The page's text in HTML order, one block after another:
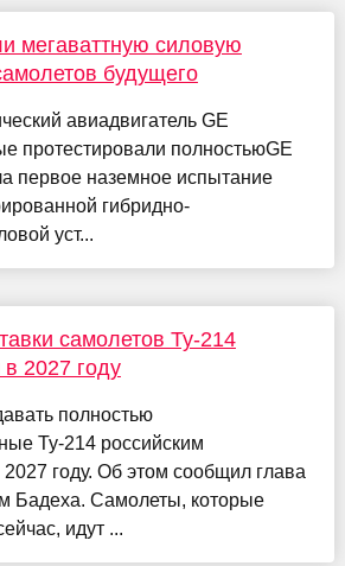
мегаваттную силовую
будущего
авиадвигатель GE
протестировали полностьюGE
первое наземное испытание
гибридно-
уст...
самолетов Ту-214
2027 году
полностью
Ту-214 российским
году. Об этом сообщил глава
Бадеха. Самолеты, которые
идут ...